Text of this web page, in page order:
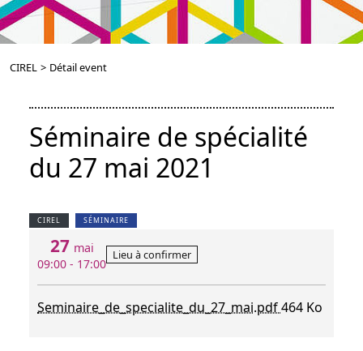
CIREL > Détail event
Séminaire de spécialité
du 27 mai 2021
CIREL SÉMINAIRE
27 mai
09:00 - 17:00
Lieu à confirmer
Seminaire_de_specialite_du_27_mai.pdf464 Ko